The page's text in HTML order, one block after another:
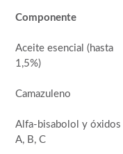
Componente
Aceite esencial (hasta
1,5%)
Camazuleno
Alfa-bisabolol y óxidos
A, B, C